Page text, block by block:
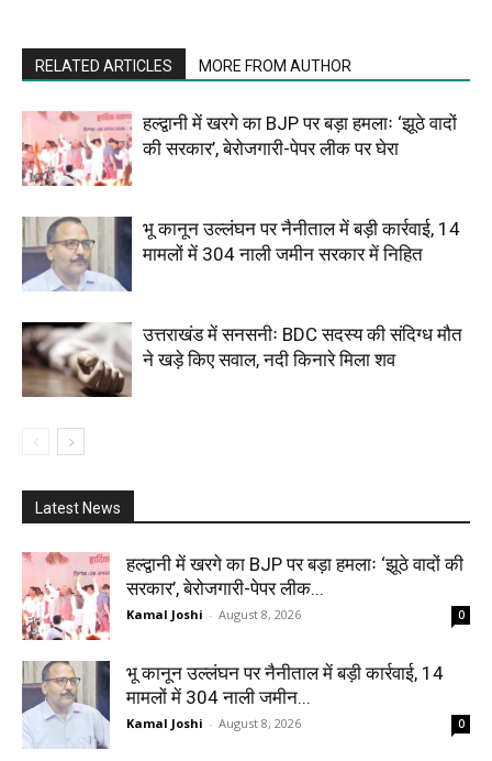
RELATED ARTICLES MORE FROM AUTHOR
हल्द्वानी में खरगे का BJP पर बड़ा हमलाः ‘झूठे वादों
की सरकार’, बेरोजगारी-पेपर लीक पर घेरा
भू कानून उल्लंघन पर नैनीताल में बड़ी कार्रवाई, 14
मामलों में 304 नाली जमीन सरकार में निहित
उत्तराखंड में सनसनीः BDC सदस्य की संदिग्ध मौत
ने खड़े किए सवाल, नदी किनारे मिला शव
Latest News
हल्द्वानी में खरगे का BJP पर बड़ा हमलाः ‘झूठे वादों की
सरकार’, बेरोजगारी-पेपर लीक...
Kamal Joshi - August 8, 2026 0
भू कानून उल्लंघन पर नैनीताल में बड़ी कार्रवाई, 14
मामलों में 304 नाली जमीन...
Kamal Joshi - August 8, 2026 0